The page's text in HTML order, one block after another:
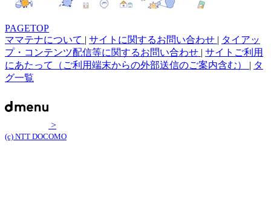
PAGETOP
ママテナについて | サイトに関するお問い合わせ | タイアッ
プ・コンテンツ配信等に関するお問い合わせ | サイトご利用
にあたって（ご利用端末からの外部送信のご案内含む） | タ
グ一覧
>
(c) NTT DOCOMO